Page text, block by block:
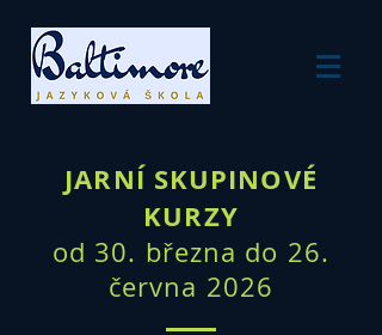
JARNÍ SKUPINOVÉ
KURZY
od 30. března do 26.
června 2026